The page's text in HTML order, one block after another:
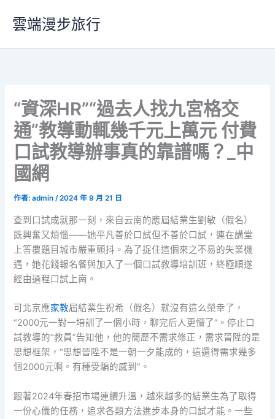
要
雲端漫步旅行
“資深HR”“過去人找九宮格交
通”教導動輒幾千元上萬元 付費
口試教導辦事真的靠譜嗎？_中
國網
作者:admin/2024 年 9 月 21 日
查到口試成就那一刻，來自云南的應屆結業生劉敏（假名）
既興奮又煩惱——她平凡善於口試但不善於口試，連在講堂
上答覆題目城市嚴重顫抖。為了捉住這個來之不易的失業機
遇，她花錢報名餐與加入了一個口試教導培訓班，終極順遂
經由過程口試上崗。
可北京應家教屆結業生祝希（假名）就沒有這么榮幸了，
“2000元一對一培訓了一個小時，聊完后人更懵了”。停止口
試教導的“教員”告知他，他的簡歷不需求修正，需求晉陞的是
思想框架，“思想晉陞不是一朝一夕能成的，這還得需求幾多
個2000元啊。有種受騙的感到”。
跟著2024年春招市場連續升溫，越來越多的結業生為了取得
一份心儀的任務，追求各類方法進步本身的口試才能。一些